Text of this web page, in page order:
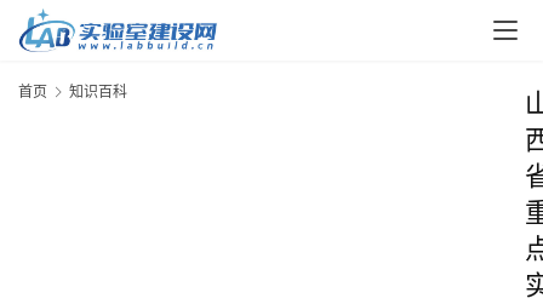
首页 知识百科